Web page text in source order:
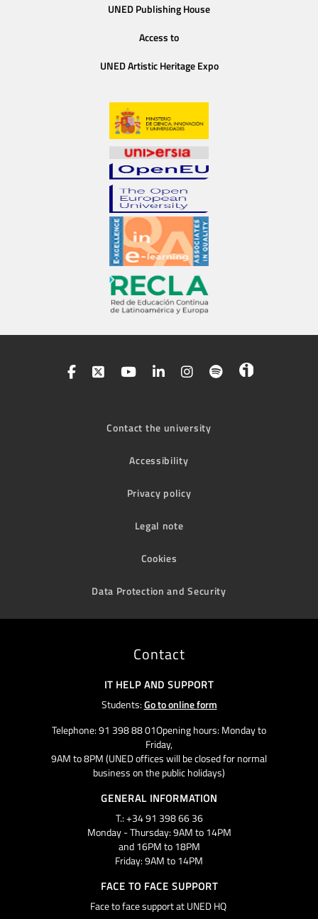
UNED Publishing House
Access to
UNED Artistic Heritage Expo
Contact the university
Accessibility
Privacy policy
Legal note
Cookies
Data Protection and Security
Contact
IT HELP AND SUPPORT
Students:Go to online form
Telephone: 91 398 88 01Opening hours: Monday to
Friday,
9AM to 8PM (UNED offices will be closed for normal
business on the public holidays)
GENERAL INFORMATION
T.: +34 91 398 66 36
Monday - Thursday: 9AM to 14PM
and 16PM to 18PM
Friday: 9AM to 14PM
FACE TO FACE SUPPORT
Face to face support at UNED HQ